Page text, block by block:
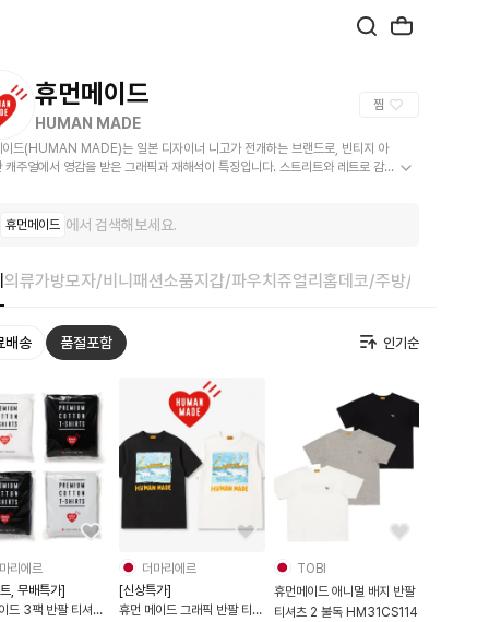
휴먼메이드
HUMAN MADE
찜
이드(HUMAN MADE)는 일본 디자이너 니고가 전개하는 브랜드로, 빈티지 아
캐주얼에서 영감을 받은 그래픽과 재해석이 특징입니다. 스트리트와 레트로 감성
휴먼메이드 에서 검색해보세요.
의류가방모자/비니 패션소품지갑/파우치 쥬얼리 홈데코/주방/욕실
배송 품절포함
리에르
, 무배특가]
드 3팩 반팔 티셔츠
더마리에르
[신상특가]
휴먼 메이드 그래픽 반팔 티셔
TOBI
휴먼메이드 애니멀 배지 반팔
티셔츠 2 불독 HM31CS114